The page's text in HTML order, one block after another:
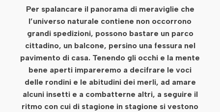
Per spalancare il panorama di meraviglie che
l’universo naturale contiene non occorrono
grandi spedizioni, possono bastare un parco
cittadino, un balcone, persino una fessura nel
pavimento di casa. Tenendo gli occhi e la mente
bene aperti impareremo a decifrare le voci
delle rondini e le abitudini dei merli, ad amare
alcuni insetti e a combatterne altri, a seguire il
ritmo con cui di stagione in stagione si vestono